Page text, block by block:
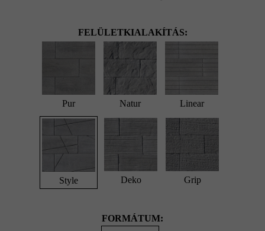
FELÜLETKIALAKÍTÁS:
Pur Natur Linear
Style Deko Grip
FORMÁTUM: